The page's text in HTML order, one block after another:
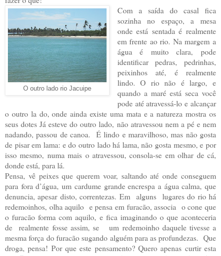
O outro lado rio Jacuipe
Com a saída do casal fica
sozinha no espaço, a mesa
onde está sentada é realmente
em frente ao rio. Na margem a
água é muito clara, pode
identificar pedras, pedrinhas,
peixinhos até, é realmente
lindo. O rio não é largo, e
quando a maré está seca você
pode até atravessá-lo e alcançar
o outro la do, onde ainda existe uma mata e a natureza mostra os
seus dotes Já esteve do outro lado, não atravessou nem a pé e nem
nadando, passou de canoa. É lindo e maravilhoso, mas não gosta
de pisar em lama: e do outro lado há lama, não gosta mesmo, e por
isso mesmo, numa mais o atravessou, consola-se em olhar de cá,
donde está, para lá.
Pensa, vê peixes que querem voar, saltando até onde conseguem
para fora d’água, um cardume grande encrespa a água calma, que
denuncia, apesar disto, correntezas. Em alguns lugares do rio há
redemoinhos, olha aquilo e pensa em furacão, associa o cone que
o furacão forma com aquilo, e fica imaginando o que aconteceria
de realmente fosse assim, se um redemoinho daquele tivesse a
mesma força do furacão sugando alguém para as profundezas. Que
droga, pensa! Por que este pensamento? Quero apenas curtir esta